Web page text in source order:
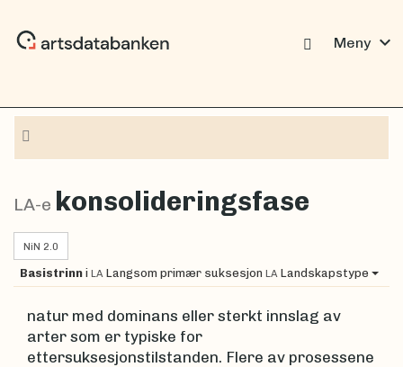
Meny expand_more
LA-e konsolideringsfase
NiN 2.0
Basistrinn i LA Langsom primær suksesjon LA Landskapstype
natur med dominans eller sterkt innslag av
arter som er typiske for
ettersuksesjonstilstanden. Flere av prosessene